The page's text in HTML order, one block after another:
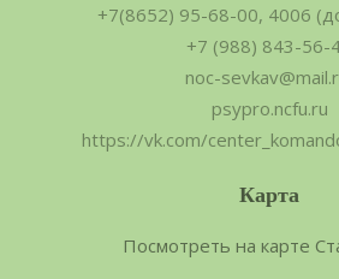
+7(8652) 95-68-00, 4006
+7 (988) 843-56-
noc-
psypro.ncfu.ru
https://vk.com/
Карта
Посмотреть на карте